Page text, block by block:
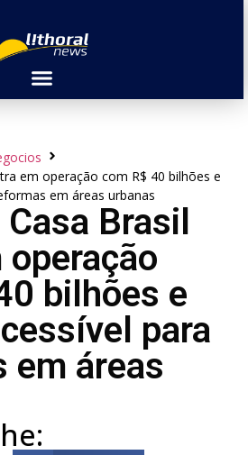
em operação com R$ 40 bilhões e
em áreas urbanas
Brasil
bilhões e
para
em áreas